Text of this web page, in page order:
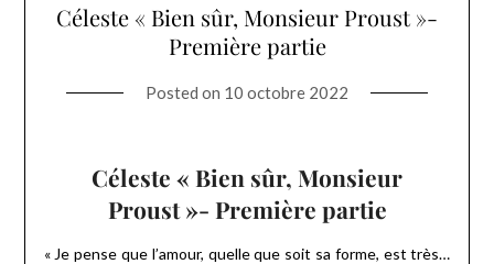
Céleste « Bien sûr, Monsieur Proust »-
Première partie
Posted on 10 octobre 2022
Céleste « Bien sûr, Monsieur
Proust »- Première partie
« Je pense que l’amour, quelle que soit sa forme, est très…